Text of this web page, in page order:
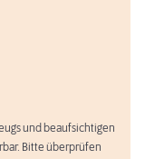
und beaufsichtigen
Bitte überprüfen